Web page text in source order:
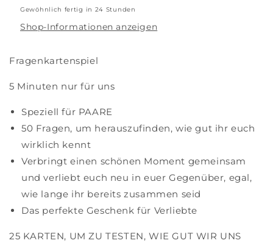
Gewöhnlich fertig in 24 Stunden
Shop-Informationen anzeigen
Fragenkartenspiel
5 Minuten nur für uns
Speziell für PAARE
50 Fragen, um herauszufinden, wie gut ihr euch
wirklich kennt
Verbringt einen schönen Moment gemeinsam
und verliebt euch neu in euer Gegenüber, egal,
wie lange ihr bereits zusammen seid
Das perfekte Geschenk für Verliebte
25 KARTEN, UM ZU TESTEN, WIE GUT WIR UNS